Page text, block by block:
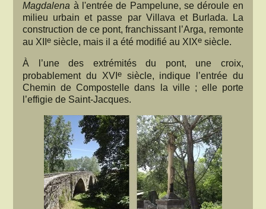
Magdalena à l'entrée de Pampelune, se déroule en
milieu urbain et passe par Villava et Burlada. La
construction de ce pont, franchissant l’Arga, remonte
au XIIe siècle, mais il a été modifié au XIXe siècle.
À l’une des extrémités du pont, une croix,
probablement du XVI esiècle, indique l’entrée du
Chemin de Compostelle dans la ville ; elle porte
l’effigie de Saint-Jacques.